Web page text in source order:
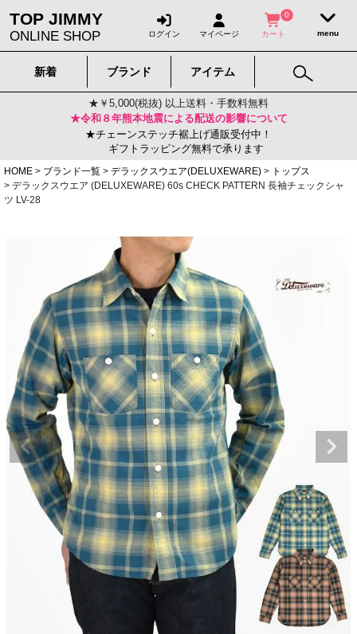
TOP JIMMY
ONLINE SHOP ログイン マイページ
0
カート
新着 ブランド アイテム
★￥5,000(税抜) 以上送料・手数料無料
★令和８年熊本地震による配送の影響について
★チェーンステッチ裾上げ通販受付中！
ギフトラッピング無料で承ります
HOME
ブランド一覧 デラックスウエア(DELUXEWARE)
トップス
デラックスウエア (DELUXEWARE) 60s CHECK PATTERN 長袖チェックシャ
ツ LV-28